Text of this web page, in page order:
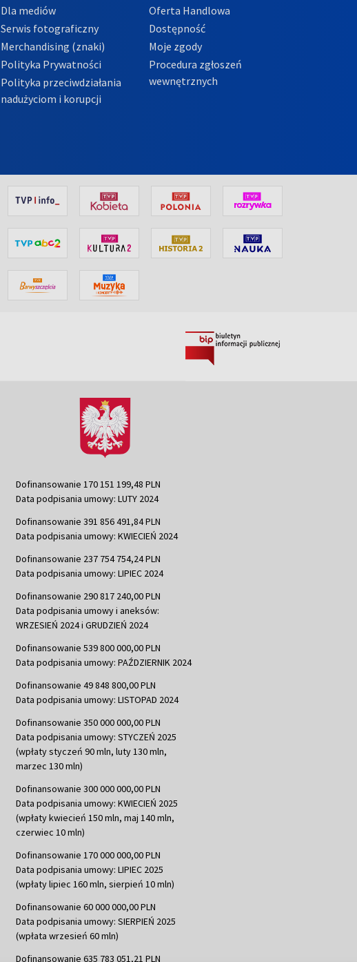
Dla mediów
Serwis fotograficzny
Merchandising (znaki)
Polityka Prywatności
Polityka przeciwdziałania
nadużyciom i korupcji
Oferta Handlowa
Dostępność
Moje zgody
Procedura zgłoszeń
wewnętrznych
Dofinansowanie 170 151 199,48 PLN
Data podpisania umowy: LUTY 2024
Dofinansowanie 391 856 491,84 PLN
Data podpisania umowy: KWIECIEŃ 2024
Dofinansowanie 237 754 754,24 PLN
Data podpisania umowy: LIPIEC 2024
Dofinansowanie 290 817 240,00 PLN
Data podpisania umowy i aneksów:
WRZESIEŃ 2024 i GRUDZIEŃ 2024
Dofinansowanie 539 800 000,00 PLN
Data podpisania umowy: PAŹDZIERNIK 2024
Dofinansowanie 49 848 800,00 PLN
Data podpisania umowy: LISTOPAD 2024
Dofinansowanie 350 000 000,00 PLN
Data podpisania umowy: STYCZEŃ 2025
(wpłaty styczeń 90 mln, luty 130 mln,
marzec 130 mln)
Dofinansowanie 300 000 000,00 PLN
Data podpisania umowy: KWIECIEŃ 2025
(wpłaty kwiecień 150 mln, maj 140 mln,
czerwiec 10 mln)
Dofinansowanie 170 000 000,00 PLN
Data podpisania umowy: LIPIEC 2025
(wpłaty lipiec 160 mln, sierpień 10 mln)
Dofinansowanie 60 000 000,00 PLN
Data podpisania umowy: SIERPIEŃ 2025
(wpłata wrzesień 60 mln)
Dofinansowanie 635 783 051,21 PLN